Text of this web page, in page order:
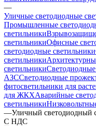
—
Уличные светодиодные
Промышленные
светильники
светильникиОфисные
светодиодные светильники
светильники
светильники
АЗССветодиодные
фитосветильники для
для ЖКХАварийные
светильники
—Уличный светодиодный
С НДС